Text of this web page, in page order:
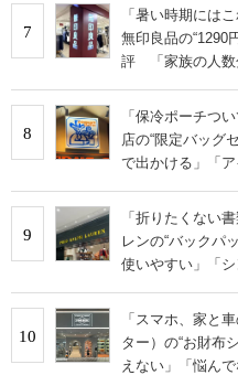
7
「暑い時期には
無印良品の“1290
評 「家族の人数
8
「保冷ポーチつ
店の“限定バッグ
で出かける」「
9
「折りたくない
レンの“バックパ
使いやすい」「
10
「スマホ、家と
ター）の“お財布
えない」「悩ん